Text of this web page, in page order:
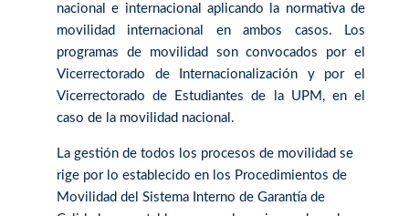
nacional e internacional aplicando la normativa de
movilidad internacional en ambos casos. Los
programas de movilidad son convocados por el
Vicerrectorado de Internacionalización y por el
Vicerrectorado de Estudiantes de la UPM, en el
caso de la movilidad nacional.
La gestión de todos los procesos de movilidad se
rige por lo establecido en los Procedimientos de
Movilidad del Sistema Interno de Garantía de